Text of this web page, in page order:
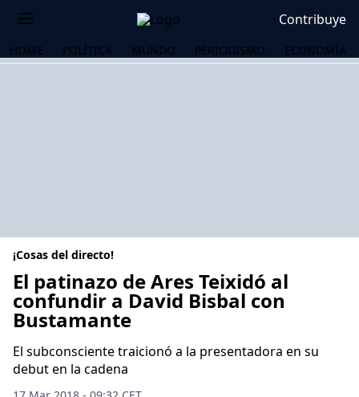
Contribuye
HOME POLÍTICA MUNDO PERIODISMO ECONOMÍA
¡Cosas del directo!
El patinazo de Ares Teixidó al
confundir a David Bisbal con
Bustamante
El subconsciente traicionó a la presentadora en su
debut en la cadena